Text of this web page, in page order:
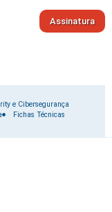
Assinatura
e Cibersegurança
Fichas Técnicas